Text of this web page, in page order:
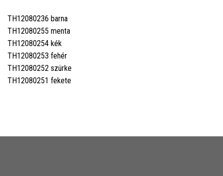
TH12080236 barna
TH12080255 menta
TH12080254 kék
TH12080253 fehér
TH12080252 szürke
TH12080251 fekete